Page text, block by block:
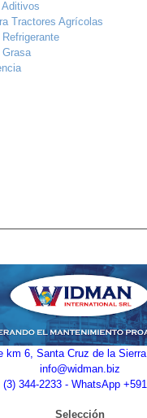
Tractores Agrícolas
km 6, Santa Cruz de la
info@widman.biz
(3) 344-2233 - WhatsApp
Selección